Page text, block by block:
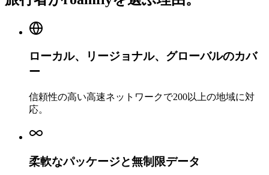
ローカル、リージョナル、グローバルのカバ
ー
信頼性の高い高速ネットワークで200以上の地域に対
応。
柔軟なパッケージと無制限データ